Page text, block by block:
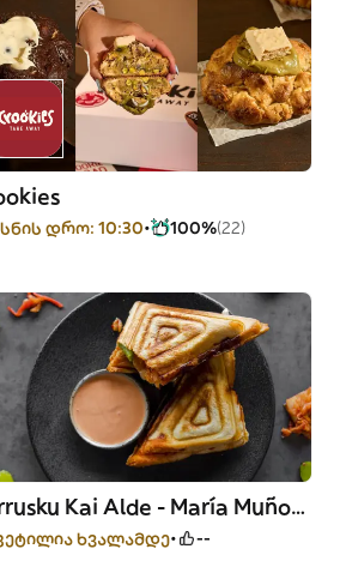
დრო: 10:30 100%(22)
Kurrusku Kai Alde - María Muñoz Kalea
ხვალამდე --